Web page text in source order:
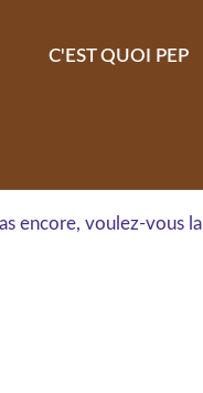
C'EST QUOI PEP
encore, voulez-vous la